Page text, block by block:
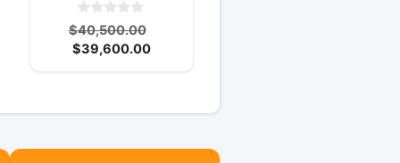
0
d
e
$40,500.00
$40,500.00.
$39,600.00El